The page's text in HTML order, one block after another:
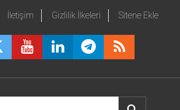
İletişim Gizlilik İlkeleri Sitene Ekle